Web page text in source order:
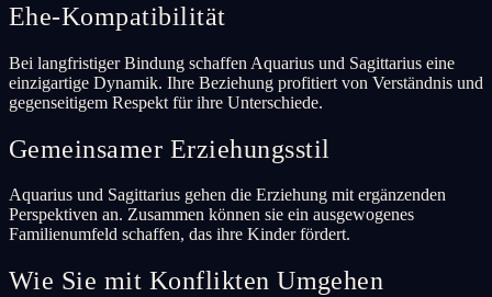
Ehe-Kompatibilität
Bei langfristiger Bindung schaffen Aquarius und Sagittarius eine
einzigartige Dynamik. Ihre Beziehung profitiert von Verständnis und
gegenseitigem Respekt für ihre Unterschiede.
Gemeinsamer Erziehungsstil
Aquarius und Sagittarius gehen die Erziehung mit ergänzenden
Perspektiven an. Zusammen können sie ein ausgewogenes
Familienumfeld schaffen, das ihre Kinder fördert.
Wie Sie mit Konflikten Umgehen